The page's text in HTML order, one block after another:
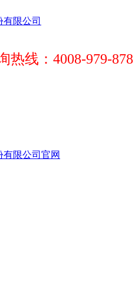
热线：4008-979-878